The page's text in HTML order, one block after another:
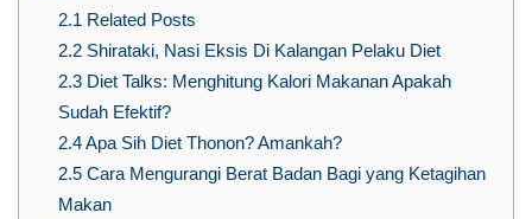
2.1 Related Posts
2.2Shirataki, Nasi Eksis Di Kalangan Pelaku Diet
2.3Diet Talks: Menghitung Kalori Makanan Apakah
Sudah Efektif?
2.4Apa Sih Diet Thonon? Amankah?
2.5Cara Mengurangi Berat Badan Bagi yang Ketagihan
Makan